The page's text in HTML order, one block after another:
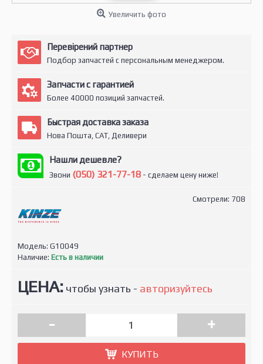
Увеличить фото
Перевірений партнер
Подбор запчастей с персональным менеджером.
Запчасти с гарантией
Более 40000 позиций запчастей.
Быстрая доставка заказа
Нова Пошта, САТ, Деливери
Нашли дешевле?
Звони (050) 321-77-18 - сделаем цену ниже!
Смотрели: 708
Модель: G10049
Наличие: Есть в наличии
ЦЕНА: чтобы узнать - авторизуйтесь
- +
КУПИТЬ